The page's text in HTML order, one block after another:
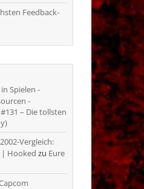
Feedback-
Spielen -
-
– Die tollsten
Vergleich:
| Hooked zu Eure